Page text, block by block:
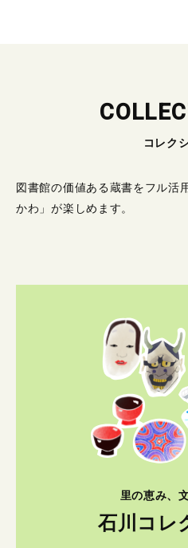
コレク
図書館の価値ある蔵書をフル活
かわ」が楽しめます。
里の恵み、
石川コレ